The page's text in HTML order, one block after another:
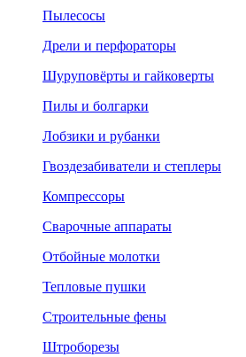
Пылесосы
Дрели и перфораторы
Шуруповёрты и гайковерты
Пилы и болгарки
Лобзики и рубанки
Гвоздезабиватели и степлеры
Компрессоры
Сварочные аппараты
Отбойные молотки
Тепловые пушки
Строительные фены
Штроборезы